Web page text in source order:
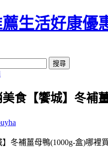
生活好康優
食【饗城】冬補
冬補薑母鴨(1000g-盒)哪裡